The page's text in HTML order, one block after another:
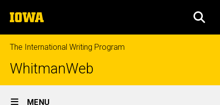
to
content
The
University
of
Iowa
The International Writing Program
WhitmanWeb
Site
MENU